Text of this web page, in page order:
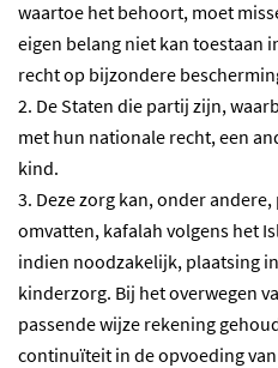
waartoe het behoort, moet
eigen belang niet kan toestaan
recht op bijzondere
2. De Staten die partij zijn,
met hun nationale recht, een
kind.
3. Deze zorg kan, onder
omvatten, kafalah volgens het
indien noodzakelijk, plaatsing
kinderzorg. Bij het overwegen
passende wijze rekening
continuïteit in de opvoeding